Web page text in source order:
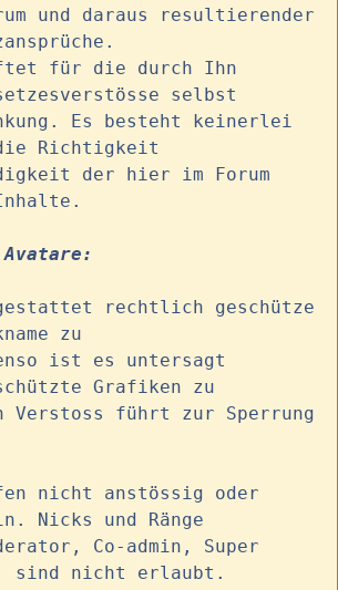
und daraus resultierender
für die durch Ihn
selbst
Es besteht keinerlei
Richtigkeit
der hier im Forum
Avatare:
rechtlich geschütze
zu
ist es untersagt
Grafiken zu
Verstoss führt zur Sperrung
nicht anstössig oder
Nicks und Ränge
Co-admin, Super
sind nicht erlaubt.